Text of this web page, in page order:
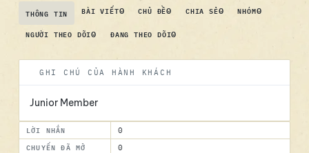
THÔNG TIN BÀI VIẾT0 CHỦ ĐỀ0 CHIA SẺ0 NHÓM0
NGƯỜI THEO DÕI0 ĐANG THEO DÕI0
GHI CHÚ CỦA HÀNH KHÁCH
Junior Member
LỜI NHẮN 0
CHUYẾN ĐÃ MỞ 0